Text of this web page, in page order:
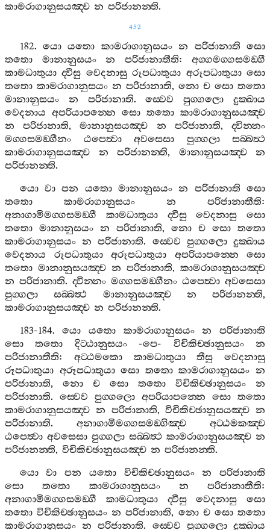
කාමරාගානුසයඤ‍්ච න පරිජානන‍්ති.
452
182.යො යතො කාමරාගානුසයං න පරිජානාති සො
තතො
මානානුසයං න පරිජානාතීති: අග‍්ගමග‍්ගසමඞ‍්ගී
කාමධාතුයා ද‍්වීසු වෙදනාසු රූපධාතුයා අරූපධාතුයා සො
තතො කාමරාගානුසයං න පරිජානාති, නො ච සො තතො
මානානුසයං
න පරිජානාති.ස‍්වෙව පුග‍්ගලො
දුක‍්ඛාය
වෙදනාය අපරියාපන‍්නෙ සො තතො කාමරාගානුසයඤ‍්ච
න
පරිජානාති,මානානුසයඤ‍්ච න පරිජානාති,ද‍්වින‍්නං
මග‍්ගසමඞ‍්ගීනං
ඨපෙත්‍වා අවසෙසා පුග‍්ගලා
සබ‍්බත්‍ථ
කාමරාගානුසයඤ‍්ච
න පරිජානන‍්ති, මානානුසයඤ‍්ච
න
පරිජානන‍්ති.
යො වා පන යතො මානානුසයං න පරිජානාති සො
තතො
කාමරාගානුසයං න පරිජානාතීති:
අනාගාමිමග‍්ගසමඞ‍්ගී
කාමධාතුයා ද‍්වීසු වෙදනාසු
සො
තතො මානානුසයං න පරිජානාති, නො ච සො තතො
කාමරාගානුසයං න පරිජානාති. ස‍්වෙව පුග‍්ගලො දුක‍්ඛාය
වෙදනාය
රූපධාතුයා අරූපධාතුයා අපරියාපන‍්නෙ
සො
තතො මානානුසයඤ‍්ච න පරිජානාති, කාමරාගානුසයඤ‍්ච
න පරිජානාති. ද‍්වින‍්නං මග‍්ගසමඞ‍්ගීනං ඨපෙත්‍වා අවසෙසා
පුග‍්ගලා
සබ‍්බත්‍ථ මානානුසයඤ‍්ච න පරිජානන‍්ති,
කාමරාගානුසයඤ‍්ච න පරිජානන‍්ති.
183-184.යො යතො කාමරාගානුසයං න
පරිජානාති
සො
තතො දිට‍්ඨානුසයං-පෙ- විචිකිච‍්ඡානුසයං
න
පරිජානාතීති: අට‍්ඨමකො කාමධාතුයා තීසු
වෙදනාසු
රූපධාතුයා අරූපධාතුයා සො තතො කාමරාගානුසයං න
පරිජානාති, නො ච සො තතො විචිකිච‍්ඡානුසයං
න
පරිජානාති. ස‍්වෙව පුග‍්ගලො අපරියාපන‍්නෙ සො තතො
කාමරාගානුසයඤ‍්ච න පරිජානාති,විචිකිච‍්ඡානුසයඤ‍්ච න
පරිජානාති. අනාගාමිමග‍්ගසමඞ‍්ගිඤ‍්ච
අට‍්ඨමකඤ‍්ච
ඨපෙත්‍වා අවසෙසා පුග‍්ගලා සබ‍්බත්‍ථ කාමරාගානුසයඤ‍්ච න
පරිජානන‍්ති, විචිකිච‍්ඡානුසයඤ‍්ච න පරිජානන‍්ති.
යො
වා පන යතො විචිකිච‍්ඡානුසයං න
පරිජානාති
සො
තතො කාමරාගානුසයං න පරිජානාතීති:
අනාගාමිමග‍්ගසමඞ‍්ගී
කාමධාතුයා ද‍්වීසු වෙදනාසු
සො
තතො විචිකිච‍්ඡානුසයං න පරිජානාති, නො ච සො තතො
කාමරාගානුසයං න පරිජානාති. ස‍්වෙව පුග‍්ගලො දුක‍්ඛාය